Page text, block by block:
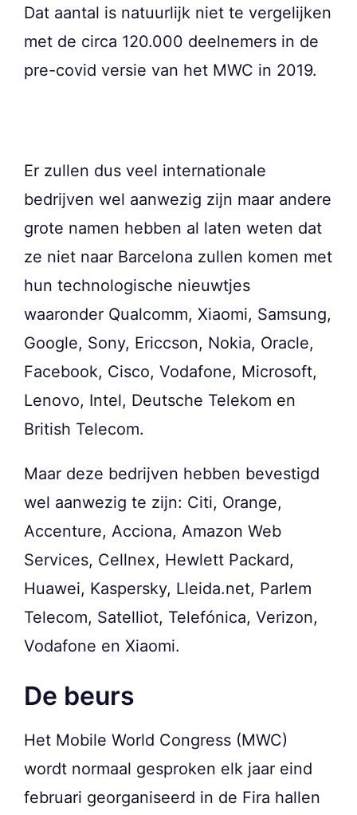
Dat aantal is natuurlijk niet te vergelijken
met de circa 120.000 deelnemers in de
pre-covid versie van het MWC in 2019.
Er zullen dus veel internationale
bedrijven wel aanwezig zijn maar andere
grote namen hebben al laten weten dat
ze niet naar Barcelona zullen komen met
hun technologische nieuwtjes
waaronder Qualcomm, Xiaomi, Samsung,
Google, Sony, Ericcson, Nokia, Oracle,
Facebook, Cisco, Vodafone, Microsoft,
Lenovo, Intel, Deutsche Telekom en
British Telecom.
Maar deze bedrijven hebben bevestigd
wel aanwezig te zijn: Citi, Orange,
Accenture, Acciona, Amazon Web
Services, Cellnex, Hewlett Packard,
Huawei, Kaspersky, Lleida.net, Parlem
Telecom, Satelliot, Telefónica, Verizon,
Vodafone en Xiaomi.
De beurs
Het Mobile World Congress (MWC)
wordt normaal gesproken elk jaar eind
februari georganiseerd in de Fira hallen